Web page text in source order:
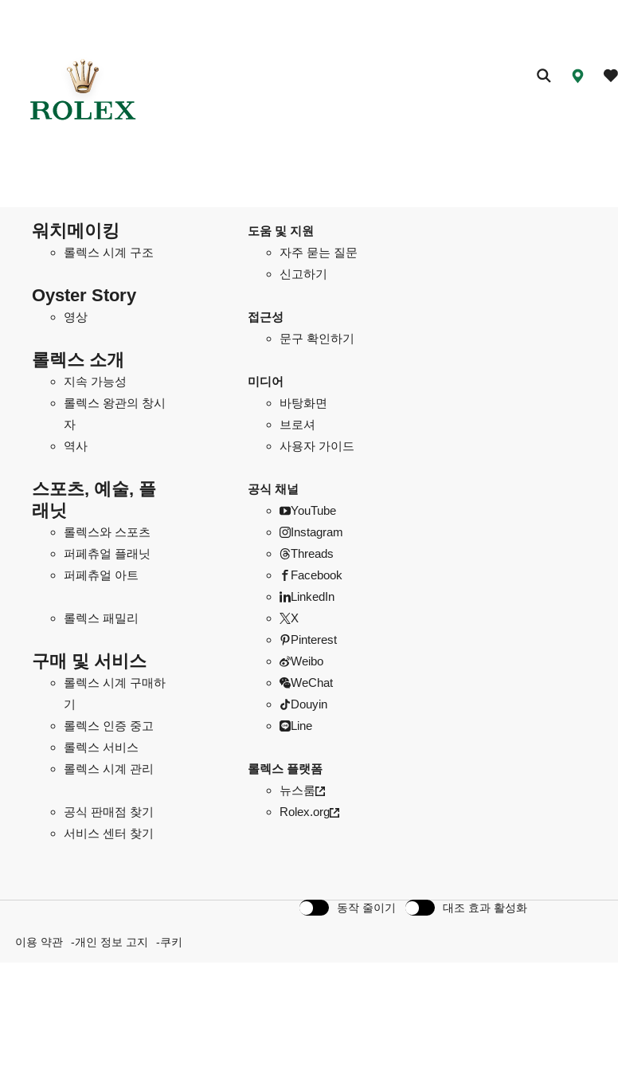
워치메이킹
롤렉스 시계 구조
Oyster Story
영상
롤렉스 소개
지속 가능성
롤렉스 왕관의 창시
자
역사
스포츠, 예술, 플
래닛
롤렉스와 스포츠
퍼페츄얼 플래닛
퍼페츄얼 아트
롤렉스 패밀리
구매 및 서비스
롤렉스 시계 구매하
기
롤렉스 인증 중고
롤렉스 서비스
롤렉스 시계 관리
공식 판매점 찾기
서비스 센터 찾기
도움 및 지원
자주 묻는 질문
신고하기
접근성
문구 확인하기
미디어
바탕화면
브로셔
사용자 가이드
공식 채널
YouTube
Instagram
Threads
Facebook
LinkedIn
X
Pinterest
Weibo
WeChat
Douyin
Line
롤렉스 플랫폼
뉴스룸
Rolex.org
동작 줄이기 대조 효과 활성화
이용 약관 개인 정보 고지 쿠키